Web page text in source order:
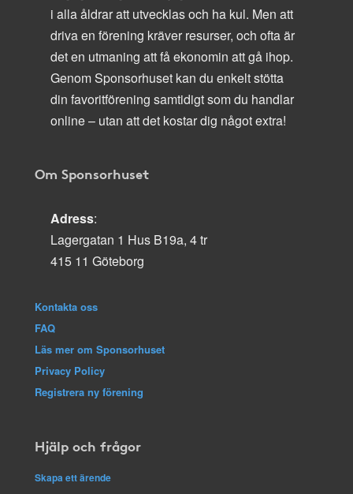
i alla åldrar att utvecklas och ha kul. Men att
driva en förening kräver resurser, och ofta är
det en utmaning att få ekonomin att gå ihop.
Genom Sponsorhuset kan du enkelt stötta
din favoritförening samtidigt som du handlar
online – utan att det kostar dig något extra!
Om Sponsorhuset
Adress:
Lagergatan 1 Hus B19a, 4 tr
415 11 Göteborg
Kontakta oss
FAQ
Läs mer om Sponsorhuset
Privacy Policy
Registrera ny förening
Hjälp och frågor
Skapa ett ärende